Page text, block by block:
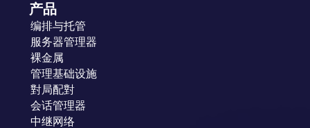
产品
编排与托管
服务器管理器
裸金属
管理基础设施
對局配對
会话管理器
中继网络